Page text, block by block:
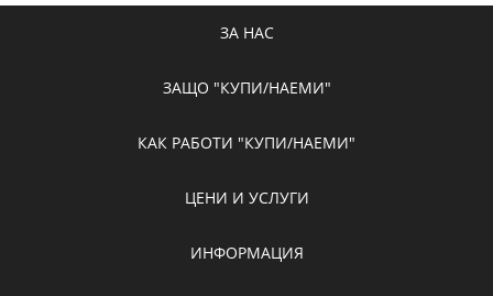
ЗА НАС
ЗАЩО "КУПИ/НАЕМИ"
КАК РАБОТИ "КУПИ/НАЕМИ"
ЦЕНИ И УСЛУГИ
ИНФОРМАЦИЯ